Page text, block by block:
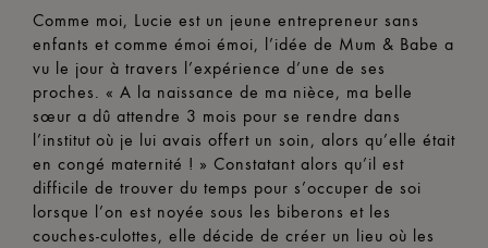
Comme moi, Lucie est un jeune entrepreneur sans
enfants et comme émoi émoi, l’idée de Mum & Babe a
vu le jour à travers l’expérience d’une de ses
proches. « A la naissance de ma nièce, ma belle
sœur a dû attendre 3 mois pour se rendre dans
l’institut où je lui avais offert un soin, alors qu’elle était
en congé maternité ! » Constatant alors qu’il est
difficile de trouver du temps pour s’occuper de soi
lorsque l’on est noyée sous les biberons et les
couches-culottes, elle décide de créer un lieu où les